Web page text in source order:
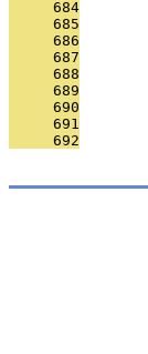
     684
     685
     686
     687
     688
     689
     690
     691
     692